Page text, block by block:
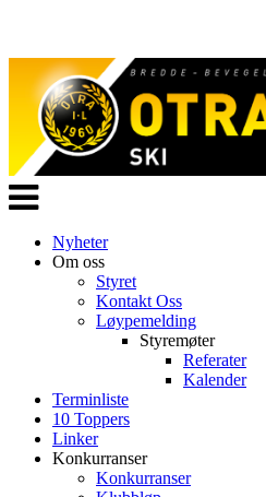
Veksle
navigasjon
Nyheter
Om oss
Styret
Kontakt Oss
Løypemelding
Styremøter
Referater
Kalender
Terminliste
10 Toppers
Linker
Konkurranser
Konkurranser